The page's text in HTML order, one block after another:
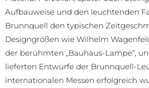
Aufbauweise und den leuchtenden
Brunnquell den typischen
Designgrößen wie Wilhelm
der berühmten „Bauhaus-Lampe“,
lieferten Entwürfe der Brunnquell-
internationalen Messen erfolgreich